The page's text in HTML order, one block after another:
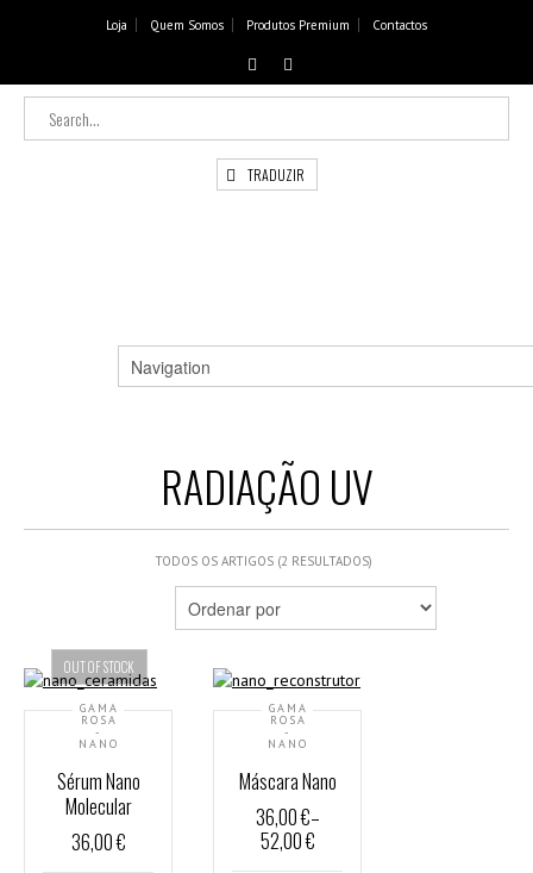
Loja Quem Somos Produtos Premium Contactos
TRADUZIR
RADIAÇÃO UV
TODOS OS ARTIGOS (2 RESULTADOS)
OUT OF STOCK
GAMA
ROSA
-
NANO
Sérum Nano
Molecular
36,00 €
GAMA
ROSA
-
NANO
Máscara Nano
36,00 €–
52,00 €